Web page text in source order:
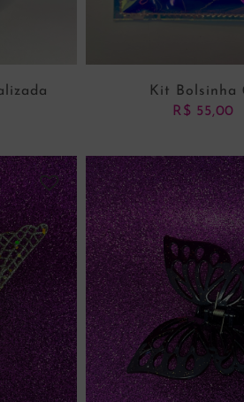
ADICIONAR AO
Kit Bolsinha
R$ 55,00